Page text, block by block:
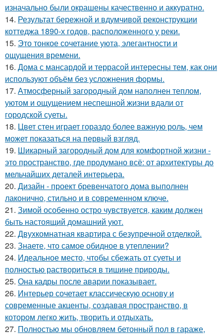
изначально были окрашены качественно и аккуратно.
14. Результат бережной и вдумчивой реконструкции
коттеджа 1890-х годов, расположенного у реки.
15. Это тонкое сочетание уюта, элегантности и
ощущения времени.
16. Дома с мансардой и террасой интересны тем, как они
используют объём без усложнения формы.
17. Атмосферный загородный дом наполнен теплом,
уютом и ощущением неспешной жизни вдали от
городской суеты.
18. Цвет стен играет гораздо более важную роль, чем
может показаться на первый взгляд.
19. Шикарный загородный дом для комфортной жизни -
это пространство, где продумано всё: от архитектуры до
мельчайших деталей интерьера.
20. Дизайн - проект бревенчатого дома выполнен
лаконично, стильно и в современном ключе.
21. Зимой особенно остро чувствуется, каким должен
быть настоящий домашний уют.
22. Двухкомнатная квартира с безупречной отделкой.
23. Знаете, что самое обидное в утеплении?
24. Идеальное место, чтобы сбежать от суеты и
полностью раствориться в тишине природы.
25. Она кадры после аварии показывает.
26. Интерьер сочетает классическую основу и
современные акценты, создавая пространство, в
котором легко жить, творить и отдыхать.
27. Полностью мы обновляем бетонный пол в гараже,